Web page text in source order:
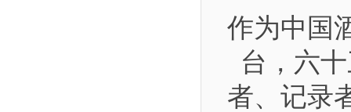
作为中国
台，六
者、记录